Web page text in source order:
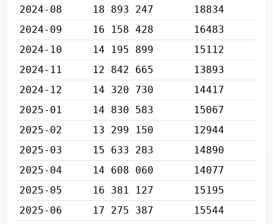
2024-08 18 893 247
18834
2024-09
16 158 428
16483
2024-10
14 195 899
15112
2024-11
12 842 665
13893
2024-12
14 320 730
14417
2025-01
14 830 583
15067
2025-02
13 299 150
12944
2025-03
15 633 283
14890
2025-04
14 608 060
14077
2025-05
16 381 127
15195
2025-06
17 275 387
15544